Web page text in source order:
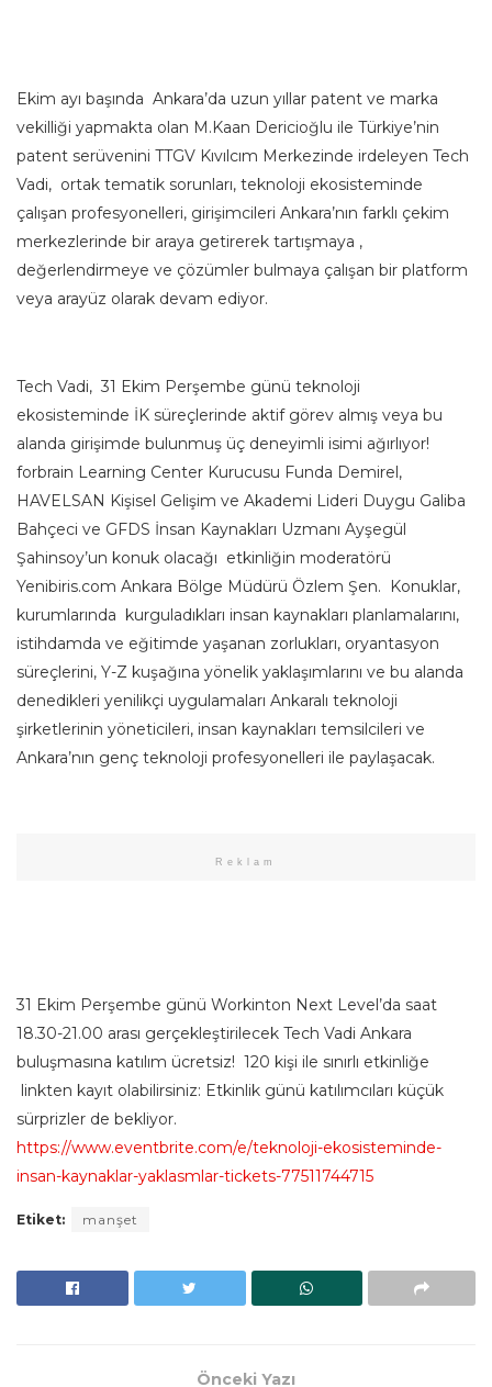
Ekim ayı başında Ankara’da uzun yıllar patent ve marka
vekilliği yapmakta olan M.Kaan Dericioğlu ile Türkiye’nin
patent serüvenini TTGV Kıvılcım Merkezinde irdeleyen Tech
Vadi, ortak tematik sorunları, teknoloji ekosisteminde
çalışan profesyonelleri, girişimcileri Ankara’nın farklı çekim
merkezlerinde bir araya getirerek tartışmaya ,
değerlendirmeye ve çözümler bulmaya çalışan bir platform
veya arayüz olarak devam ediyor.
Tech Vadi, 31 Ekim Perşembe günü teknoloji
ekosisteminde İK süreçlerinde aktif görev almış veya bu
alanda girişimde bulunmuş üç deneyimli isimi ağırlıyor!
forbrain Learning Center Kurucusu Funda Demirel,
HAVELSAN Kişisel Gelişim ve Akademi Lideri Duygu Galiba
Bahçeci ve GFDS İnsan Kaynakları Uzmanı Ayşegül
Şahinsoy’un konuk olacağı etkinliğin moderatörü
Yenibiris.com Ankara Bölge Müdürü Özlem Şen. Konuklar,
kurumlarında kurguladıkları insan kaynakları planlamalarını,
istihdamda ve eğitimde yaşanan zorlukları, oryantasyon
süreçlerini, Y-Z kuşağına yönelik yaklaşımlarını ve bu alanda
denedikleri yenilikçi uygulamaları Ankaralı teknoloji
şirketlerinin yöneticileri, insan kaynakları temsilcileri ve
Ankara’nın genç teknoloji profesyonelleri ile paylaşacak.
Reklam
31 Ekim Perşembe günü Workinton Next Level’da saat
18.30-21.00 arası gerçekleştirilecek Tech Vadi Ankara
buluşmasına katılım ücretsiz! 120 kişi ile sınırlı etkinliğe
linkten kayıt olabilirsiniz: Etkinlik günü katılımcıları küçük
sürprizler de bekliyor.
https://www.eventbrite.com/e/teknoloji-ekosisteminde-
insan-kaynaklar-yaklasmlar-tickets-77511744715
Etiket: manşet
Önceki Yazı